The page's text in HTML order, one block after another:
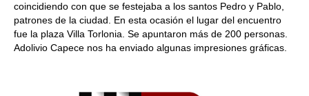
coincidiendo con que se festejaba a los santos Pedro y Pablo,
patrones de la ciudad. En esta ocasión el lugar del encuentro
fue la plaza Villa Torlonia. Se apuntaron más de 200 personas.
Adolivio Capece nos ha enviado algunas impresiones gráficas.